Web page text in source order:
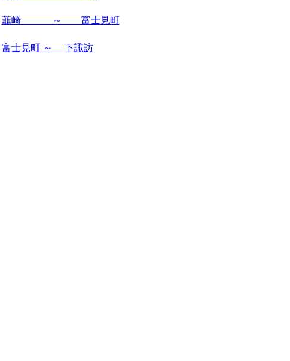
韮崎 ～ 富士見町
富士見町 ～ 下諏訪